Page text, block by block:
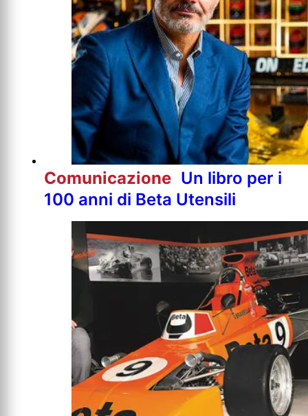
Comunicazione Un libro per i
100 anni di Beta Utensili